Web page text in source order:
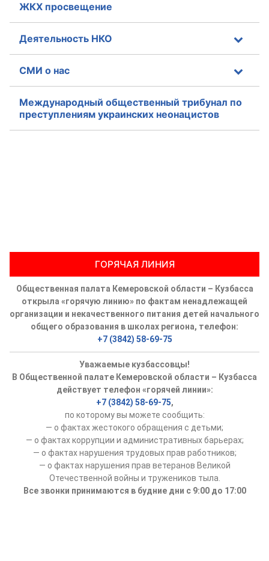
ЖКХ просвещение
Деятельность НКО
СМИ о нас
Международный общественный трибунал по
преступлениям украинских неонацистов
ГОРЯЧАЯ ЛИНИЯ
Общественная палата Кемеровской области – Кузбасса
открыла «горячую линию» по фактам ненадлежащей
организации и некачественного питания детей начального
общего образования в школах региона, телефон:
+7 (3842) 58-69-75
Уважаемые кузбассовцы!
В Общественной палате Кемеровской области – Кузбасса
действует телефон «горячей линии»:
+7 (3842) 58-69-75,
по которому вы можете сообщить:
— о фактах жестокого обращения с детьми;
— о фактах коррупции и административных барьерах;
— о фактах нарушения трудовых прав работников;
— о фактах нарушения прав ветеранов Великой
Отечественной войны и тружеников тыла.
Все звонки принимаются в будние дни с 9:00 до 17:00